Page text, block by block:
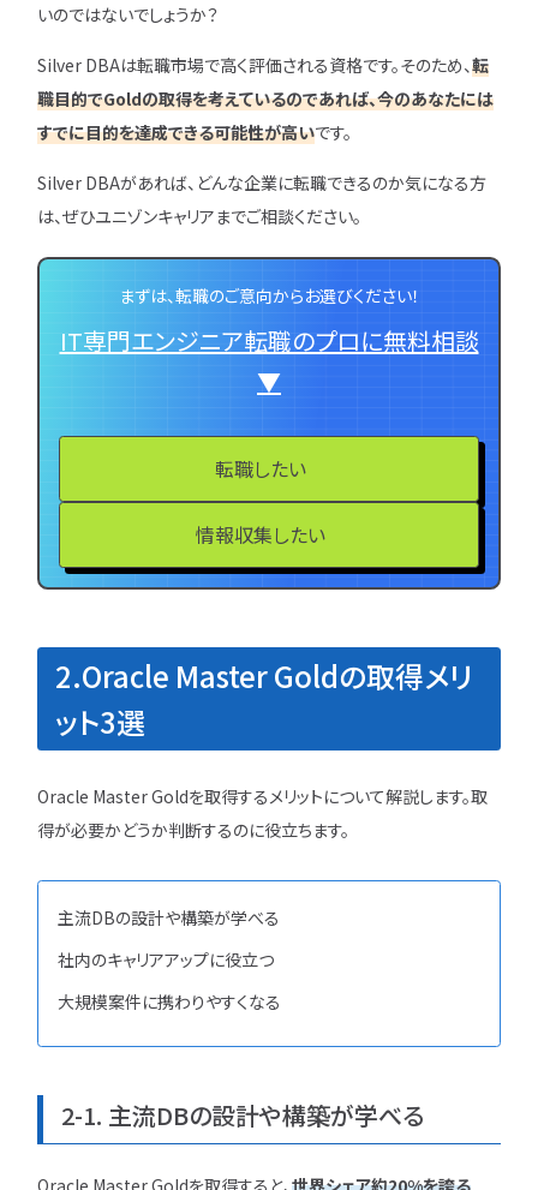
いのではないでしょうか？
Silver DBAは転職市場で高く評価される資格です。そのため、転
職目的でGoldの取得を考えているのであれば、今のあなたには
すでに目的を達成できる可能性が高いです。
Silver DBAがあれば、どんな企業に転職できるのか気になる方
は、ぜひユニゾンキャリアまでご相談ください。
まずは、転職のご意向からお選びください！
IT専門エンジニア転職のプロに無料相談
▼
転職したい
情報収集したい
2.Oracle Master Goldの取得メリ
ット3選
Oracle Master Goldを取得するメリットについて解説します。取
得が必要かどうか判断するのに役立ちます。
主流DBの設計や構築が学べる
社内のキャリアアップに役立つ
大規模案件に携わりやすくなる
2-1. 主流DBの設計や構築が学べる
Oracle Master Goldを取得すると、世界シェア約20%を誇る